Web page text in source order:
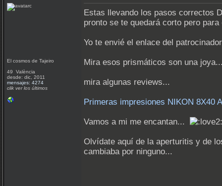
El cosmos de Tajeiro
49 València
desde: dic, 2011
mensajes: 4274
clik ver los últimos
Estas llevando los pasos correctos
pronto se te quedará corto pero
Yo te envié el enlace del
Mira esos prismáticos son una
mira algunas reviews...
Primeras impresiones NIKON 8X40
Vamos a mi me encantan...
Olvídate aquí de la aperturitis y de
cambiaba por ninguno...